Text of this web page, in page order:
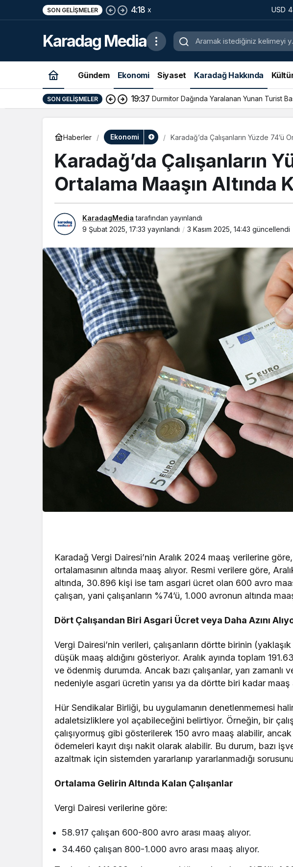
SON GELIŞMELER 4:18 x USD
Karadag Media
Gündem Ekonomi Siyaset Karadağ Hakkında
SON GELIŞMELER 19:37 Durmitor Dağında Yaralanan Yunan Turist
Haberler Ekonomi Karadağ’da Çalışanların Yüzde 74’ü
Karadağ’da Çalışanların
Ortalama Maaşın Altında
KaradagMedia tarafından yayınlandı
9 Şubat 2025, 17:33 yayınlandı 3 Kasım 2025, 14:43 güncellendi
Karadağ Vergi Dairesi’nin Aralık 2024 maaş verilerine göre,
ortalamasının altında maaş alıyor. Resmi verilere göre,
altında, 30.896 kişi ise tam asgari ücret olan 600 avro
çalışan, yani çalışanların %74’ü, 1.000 avronun altında
Dört Çalışandan Biri Asgari Ücret veya Daha Azını
Vergi Dairesi’nin verileri, çalışanların dörtte birinin
düşük maaş aldığını gösteriyor. Aralık ayında toplam
ve ödenmiş durumda. Ancak bazı çalışanlar, yarı zamanlı
nedeniyle asgari ücretin yarısı ya da dörtte biri kadar maaş
Hür Sendikalar Birliği, bu uygulamanın denetlenmemesi
adaletsizliklere yol açabileceğini belirtiyor. Örneğin, bir
çalışıyormuş gibi gösterilerek 150 avro maaş alabilir,
ödemeleri kayıt dışı nakit olarak alabilir. Bu durum, bazı
azaltmak için sistemden yararlanıp yararlanmadığı
Ortalama Gelirin Altında Kalan Çalışanlar
Vergi Dairesi verilerine göre:
58.917 çalışan 600-800 avro arası maaş alıyor.
34.460 çalışan 800-1.000 avro arası maaş alıyor.